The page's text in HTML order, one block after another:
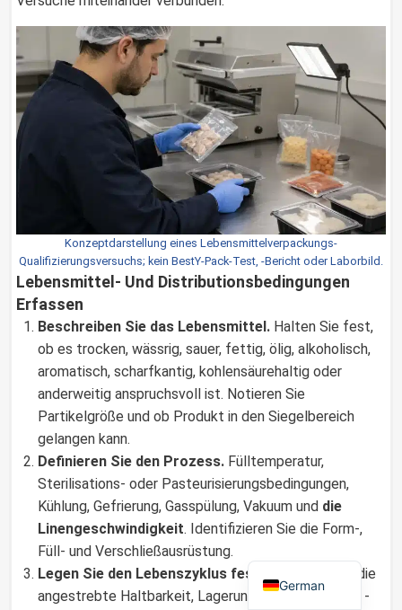
Konzeptdarstellung eines Lebensmittelverpackungs-
Qualifizierungsversuchs; kein BestY-Pack-Test, -Bericht oder Laborbild.
Lebensmittel- Und Distributionsbedingungen
Erfassen
Beschreiben Sie das Lebensmittel. Halten Sie fest,
ob es trocken, wässrig, sauer, fettig, ölig, alkoholisch,
aromatisch, scharfkantig, kohlensäurehaltig oder
anderweitig anspruchsvoll ist. Notieren Sie
Partikelgröße und ob Produkt in den Siegelbereich
gelangen kann.
Definieren Sie den Prozess. Fülltemperatur,
Sterilisations- oder Pasteurisierungsbedingungen,
Kühlung, Gefrierung, Gasspülung, Vakuum und die
Linengeschwindigkeit. Identifizieren Sie die Form-,
Füll- und Verschließausrüstung.
Legen Sie den Lebenszyklus fest.
Definieren Sie die
angestrebte Haltbarkeit, Lagerungstemperatur und -
German
Japanese
French
Spanish
Italian
Portuguese
Dutch
Arabic
Russian